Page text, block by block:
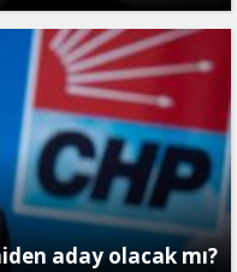
aday olacak mı?